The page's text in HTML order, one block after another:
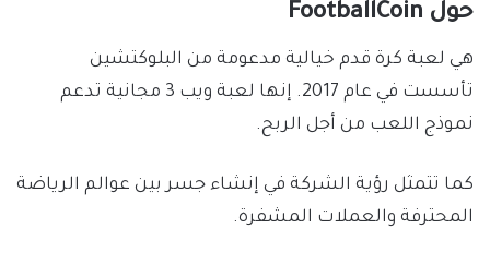
حول FootballCoin
هي لعبة كرة قدم خيالية مدعومة من البلوكتشين
تأسست في عام 2017. إنها لعبة ويب 3 مجانية تدعم
نموذج اللعب من أجل الربح.
كما تتمثل رؤية الشركة في إنشاء جسر بين عوالم الرياضة
المحترفة والعملات المشفرة.